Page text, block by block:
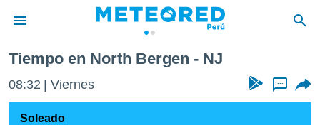
de
ha sido
Tiempo en North Bergen - NJ
08:32 Viernes ...
Soleado